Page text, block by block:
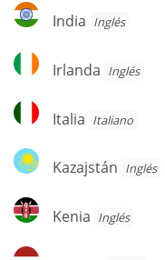
India
India Inglés
Irlanda
Irlanda Inglés
Italia
Italia Italiano
Kazajstán
Kazajstán Inglés
Kenia
Kenia Inglés